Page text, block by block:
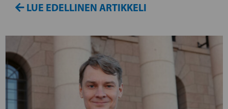
LUE EDELLINEN ARTIKKELI